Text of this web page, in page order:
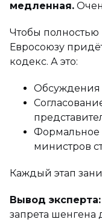
медленная.
Чтобы
Евросоюзу
кодекс. А это:
Обсуждения
Формальное
министров
Каждый этап
Вывод эксперта:
запрета шенгена